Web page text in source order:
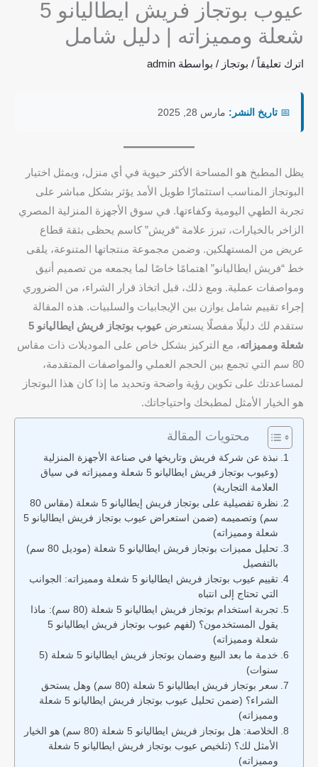
عيوب بوتجاز فريش ايطاليانو 5
شعلة ومميزاته | دليل شامل
اترك تعليقاً / بوتجاز / بواسطة admin
📅 تاريخ النشر: مارس 28, 2025
يظل المطبخ هو المساحة الأكثر حيوية في أي منزل، ويمثل اختيار
البوتجاز المناسب استثمارًا طويل الأمد يؤثر بشكل مباشر على
تجربة الطهي اليومية وكفاءتها. في سوق الأجهزة المنزلية المصري
الزاخر بالخيارات، تبرز علامة “فريش” كاسم يحظى بثقة قطاع
عريض من المستهلكين. وضمن مجموعة منتجاتها المتنوعة، يلقى
خط “فريش ايطاليانو” اهتمامًا خاصًا لما يجمعه من تصميم أنيق
ومواصفات عملية. ومع ذلك، قبل اتخاذ قرار الشراء، من الضروري
إجراء تقييم شامل يوازن بين الإيجابيات والسلبيات. هذه المقالة
ستقدم لك دليلًا مفصلًا يستعرض
عيوب بوتجاز فريش ايطاليانو 5
شعلة ومميزاته، مع التركيز بشكل خاص على الموديلات ذات مقاس
80 سم التي تجمع بين الحجم العملي والمواصفات المتقدمة،
لمساعدتك على تكوين رؤية واضحة وتحديد ما إذا كان هذا البوتجاز
هو الخيار الأمثل لمطبخك واحتياجاتك.
محتويات المقالة
نبذة عن شركة فريش وتاريخها في صناعة الأجهزة المنزلية
(وعيوب بوتجاز فريش ايطاليانو 5 شعلة ومميزاته في سياق
العلامة التجارية)
نظرة تفصيلية على بوتجاز فريش إيطاليانو 5 شعلة (مقاس 80
سم) وتصميمه (ضمن استعراض عيوب بوتجاز فريش ايطاليانو 5
شعلة ومميزاته)
تحليل مميزات بوتجاز فريش ايطاليانو 5 شعلة (موديل 80 سم)
بالتفصيل
تقييم عيوب بوتجاز فريش ايطاليانو 5 شعلة ومميزاته: الجوانب
التي تحتاج إلى انتباه
تجربة استخدام بوتجاز فريش ايطاليانو 5 شعلة (80 سم): ماذا
يقول المستخدمون؟ (لفهم عيوب بوتجاز فريش ايطاليانو 5
شعلة ومميزاته)
خدمة ما بعد البيع وضمان بوتجاز فريش ايطاليانو 5 شعلة (5
سنوات)
سعر بوتجاز فريش ايطاليانو 5 شعلة (80 سم) وهل يستحق
الشراء؟ (ضمن تحليل عيوب بوتجاز فريش ايطاليانو 5 شعلة
ومميزاته)
الخلاصة: هل بوتجاز فريش ايطاليانو 5 شعلة (80 سم) هو الخيار
الأمثل لك؟ (تلخيص عيوب بوتجاز فريش ايطاليانو 5 شعلة
ومميزاته)